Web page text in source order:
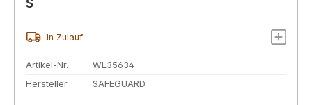
S
In Zulauf
Artikel-Nr.
WL35634
Hersteller
SAFEGUARD